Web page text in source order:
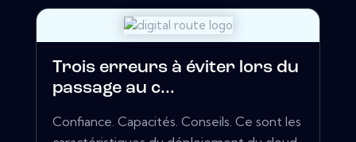
Trois erreurs à éviter lors du
passage au c...
Confiance. Capacités. Conseils. Ce sont les